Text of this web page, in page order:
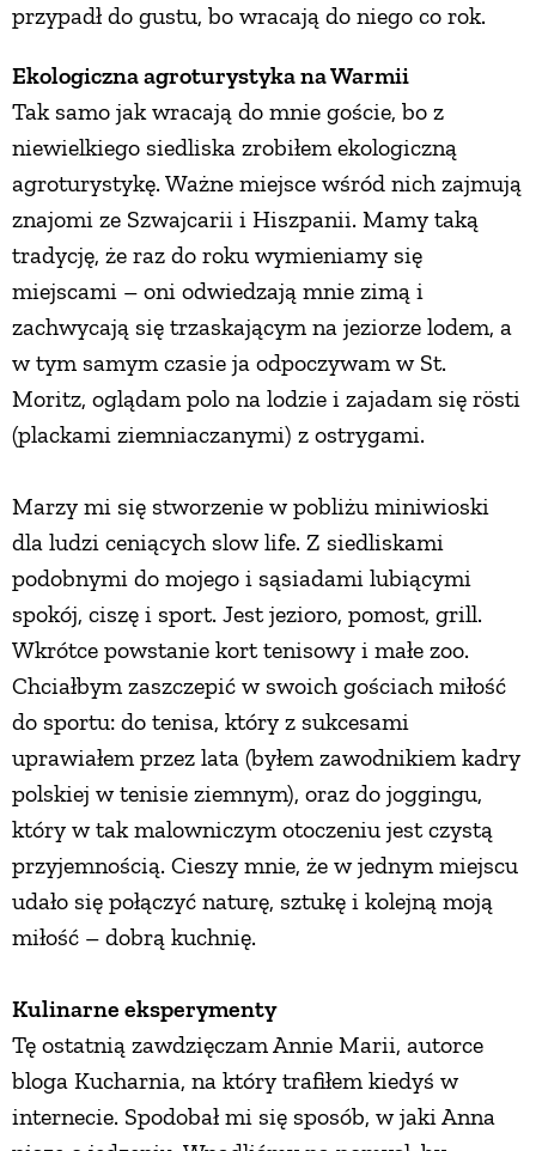
przypadł do gustu, bo wracają do niego co rok.
Ekologiczna agroturystyka na Warmii
Tak samo jak wracają do mnie goście, bo z
niewielkiego siedliska zrobiłem ekologiczną
agroturystykę. Ważne miejsce wśród nich zajmują
znajomi ze Szwajcarii i Hiszpanii. Mamy taką
tradycję, że raz do roku wymieniamy się
miejscami – oni odwiedzają mnie zimą i
zachwycają się trzaskającym na jeziorze lodem, a
w tym samym czasie ja odpoczywam w St.
Moritz, oglądam polo na lodzie i zajadam się rösti
(plackami ziemniaczanymi) z ostrygami.
Marzy mi się stworzenie w pobliżu miniwioski
dla ludzi ceniących slow life. Z siedliskami
podobnymi do mojego i sąsiadami lubiącymi
spokój, ciszę i sport. Jest jezioro, pomost, grill.
Wkrótce powstanie kort tenisowy i małe zoo.
Chciałbym zaszczepić w swoich gościach miłość
do sportu: do tenisa, który z sukcesami
uprawiałem przez lata (byłem zawodnikiem kadry
polskiej w tenisie ziemnym), oraz do joggingu,
który w tak malowniczym otoczeniu jest czystą
przyjemnością. Cieszy mnie, że w jednym miejscu
udało się połączyć naturę, sztukę i kolejną moją
miłość – dobrą kuchnię.
Kulinarne eksperymenty
Tę ostatnią zawdzięczam Annie Marii, autorce
bloga Kucharnia, na który trafiłem kiedyś w
internecie. Spodobał mi się sposób, w jaki Anna
PRZETWORY
INNE